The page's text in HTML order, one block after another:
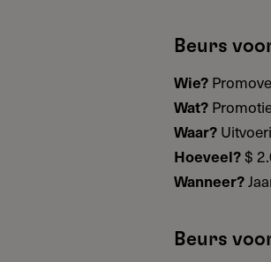
Beurs
Wie?
Wat?
Waar?
Hoeveel?$
Wanneer?
Beurs